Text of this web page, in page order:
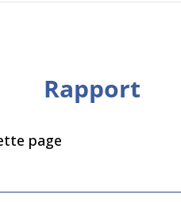
Rapport
page